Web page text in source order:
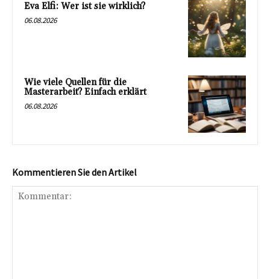
Eva Elfi: Wer ist sie wirklich?
06.08.2026
Wie viele Quellen für die
Masterarbeit? Einfach erklärt
06.08.2026
Kommentieren Sie den Artikel